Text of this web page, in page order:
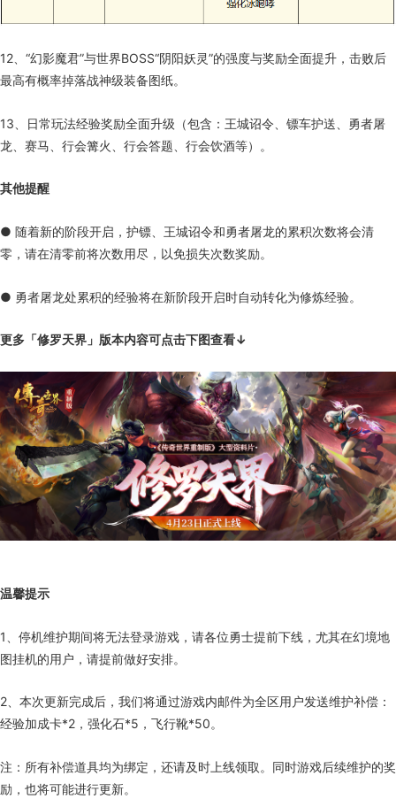
12、“幻影魔君”与世界BOSS“阴阳妖灵”的强度与奖励全面提升，击败后
最高有概率掉落战神级装备图纸。
13、日常玩法经验奖励全面升级（包含：王城诏令、镖车护送、勇者屠
龙、赛马、行会篝火、行会答题、行会饮酒等）。
其他提醒
● 随着新的阶段开启，护镖、王城诏令和勇者屠龙的累积次数将会清
零，请在清零前将次数用尽，以免损失次数奖励。
● 勇者屠龙处累积的经验将在新阶段开启时自动转化为修炼经验。
更多「修罗天界」版本内容可点击下图查看↓
温馨提示
1、停机维护期间将无法登录游戏，请各位勇士提前下线，尤其在幻境地
图挂机的用户，请提前做好安排。
2、本次更新完成后，我们将通过游戏内邮件为全区用户发送维护补偿：
经验加成卡*2，强化石*5，飞行靴*50。
注：所有补偿道具均为绑定，还请及时上线领取。同时游戏后续维护的奖
励，也将可能进行更新。